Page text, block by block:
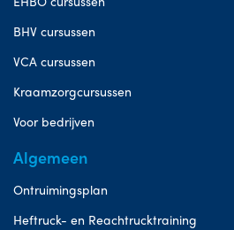
BHV cursussen
VCA cursussen
Kraamzorgcursussen
Voor bedrijven
Algemeen
Ontruimingsplan
Heftruck- en Reachtrucktraining